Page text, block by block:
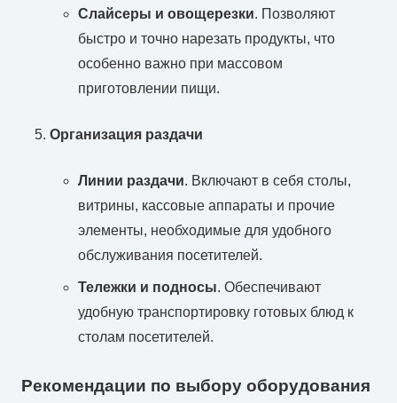
Слайсеры и овощерезки. Позволяют
быстро и точно нарезать продукты, что
особенно важно при массовом
приготовлении пищи.
Организация раздачи
Линии раздачи. Включают в себя столы,
витрины, кассовые аппараты и прочие
элементы, необходимые для удобного
обслуживания посетителей.
Тележки и подносы. Обеспечивают
удобную транспортировку готовых блюд к
столам посетителей.
Рекомендации по выбору оборудования